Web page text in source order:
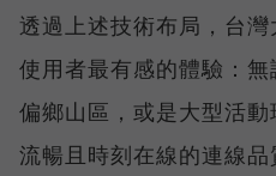
透過上述技術布局，台
使用者最有感的體驗：無
偏鄉山區，或是大型活動
流暢且時刻在線的連線品